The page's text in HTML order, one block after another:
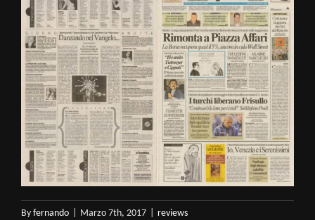
By fernando Marzo 7th, 2017 reviews